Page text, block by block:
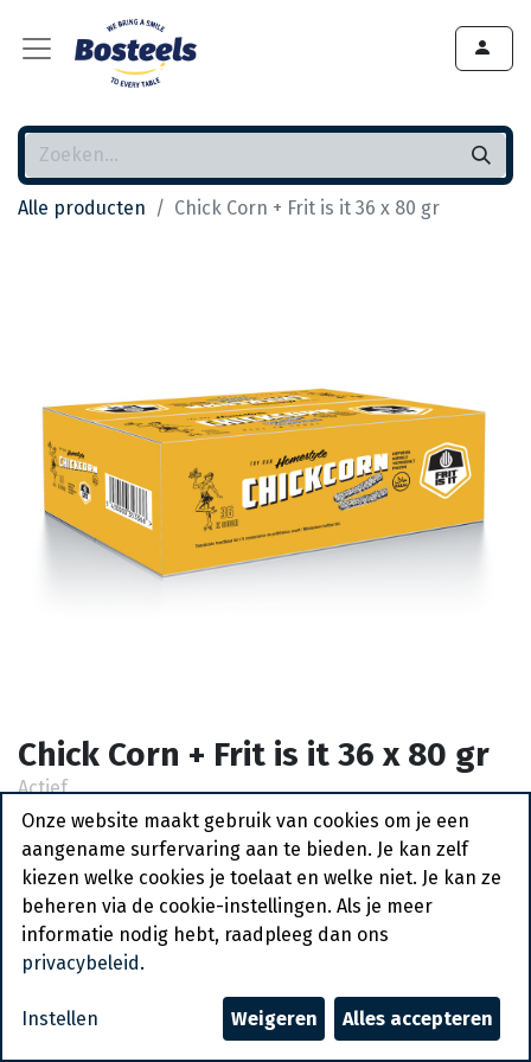
Alle producten Chick Corn + Frit is it 36 x 80 gr
Chick Corn + Frit is it 36 x 80 gr
Actief
Vraag een account aan
Algemene voorwaarden
30-dagen geld terug garantie
Verzending: 2-3 werkdagen
Onze website maakt gebruik van cookies om je een
aangename surfervaring aan te bieden. Je kan zelf
kiezen welke cookies je toelaat en welke niet. Je kan ze
beheren via de cookie-instellingen. Als je meer
informatie nodig hebt, raadpleeg dan ons
privacybeleid .
Instellen Weigeren Alles accepteren